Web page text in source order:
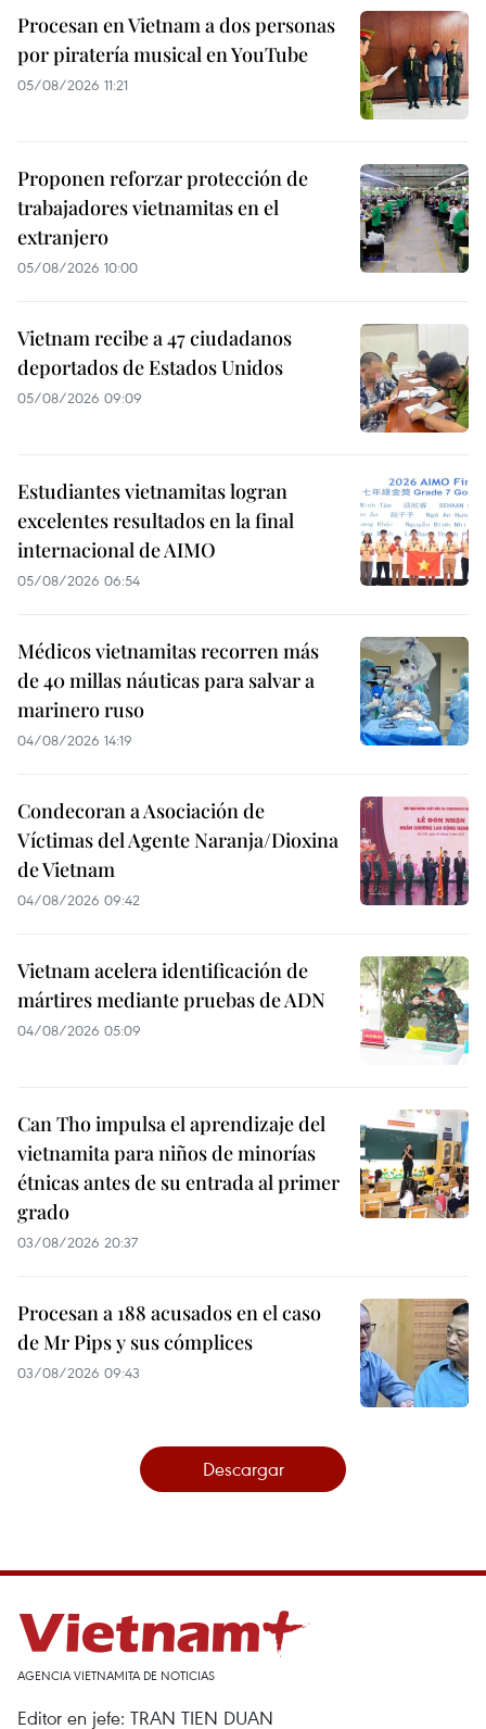
Procesan en Vietnam a dos personas
por piratería musical en YouTube
05/08/2026 11:21
Proponen reforzar protección de
trabajadores vietnamitas en el
extranjero
05/08/2026 10:00
Vietnam recibe a 47 ciudadanos
deportados de Estados Unidos
05/08/2026 09:09
Estudiantes vietnamitas logran
excelentes resultados en la final
internacional de AIMO
05/08/2026 06:54
Médicos vietnamitas recorren más
de 40 millas náuticas para salvar a
marinero ruso
04/08/2026 14:19
Condecoran a Asociación de
Víctimas del Agente Naranja/Dioxina
de Vietnam
04/08/2026 09:42
Vietnam acelera identificación de
mártires mediante pruebas de ADN
04/08/2026 05:09
Can Tho impulsa el aprendizaje del
vietnamita para niños de minorías
étnicas antes de su entrada al primer
grado
03/08/2026 20:37
Procesan a 188 acusados en el caso
de Mr Pips y sus cómplices
03/08/2026 09:43
Descargar
AGENCIA VIETNAMITA DE NOTICIAS
Editor en jefe: TRAN TIEN DUAN